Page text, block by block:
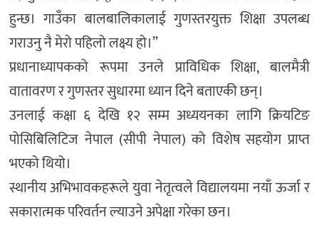
हुन्छ। गाउँका बालबालिकालाई गुणस्तरयुक्त शिक्षा उपलब्ध
गराउनु नै मेरो पहिलो लक्ष्य हो।”
प्रधानाध्यापकको रूपमा उनले प्राविधिक शिक्षा, बालमैत्री
वातावरण र गुणस्तर सुधारमा ध्यान दिने बताएकी छन्।
उनलाई कक्षा ६ देखि १२ सम्म अध्ययनका लागि क्रियटिङ
पोसिबिलिटिज नेपाल (सीपी नेपाल) को विशेष सहयोग प्राप्त
भएको थियो।
स्थानीय अभिभावकहरूले युवा नेतृत्वले विद्यालयमा नयाँ ऊर्जा र
सकारात्मक परिवर्तन ल्याउने अपेक्षा गरेका छन।